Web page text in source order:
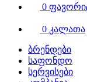
0
0 კალათა
ბრენდები
საფონდო
სერვისები